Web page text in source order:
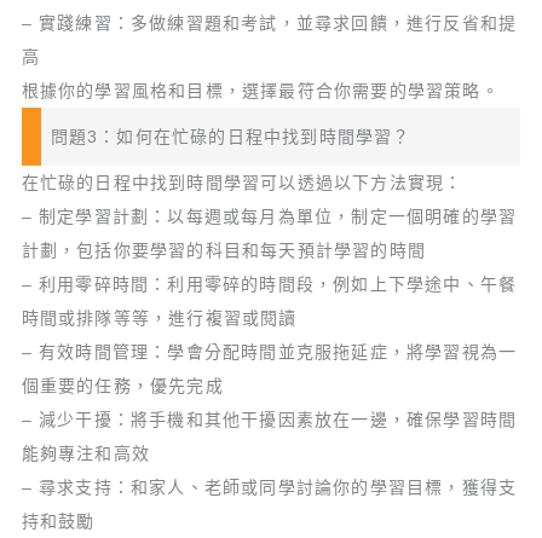
– 實踐練習：多做練習題和考試，並尋求回饋，進行反省和提
高
根據你的學習風格和目標，選擇最符合你需要的學習策略。
問題3：如何在忙碌的日程中找到時間學習？
在忙碌的日程中找到時間學習可以透過以下方法實現：
– 制定學習計劃：以每週或每月為單位，制定一個明確的學習
計劃，包括你要學習的科目和每天預計學習的時間
– 利用零碎時間：利用零碎的時間段，例如上下學途中、午餐
時間或排隊等等，進行複習或閱讀
– 有效時間管理：學會分配時間並克服拖延症，將學習視為一
個重要的任務，優先完成
– 減少干擾：將手機和其他干擾因素放在一邊，確保學習時間
能夠專注和高效
– 尋求支持：和家人、老師或同學討論你的學習目標，獲得支
持和鼓勵